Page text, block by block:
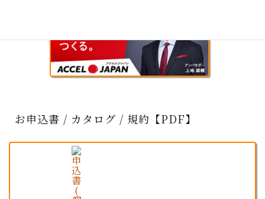
お申込書 / カタログ / 規約【PDF】